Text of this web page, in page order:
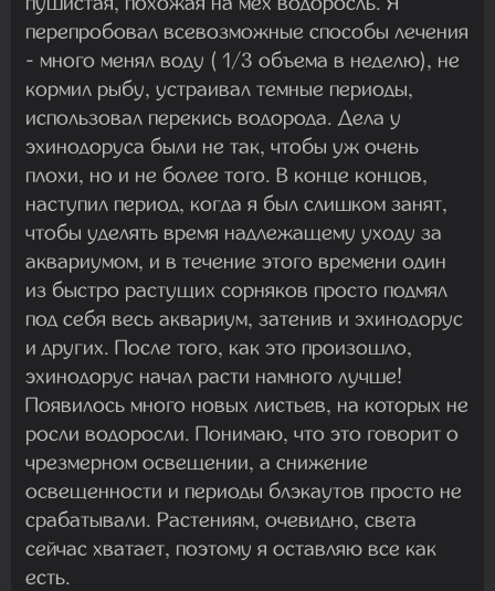
перепробовал всевозможные способы лечения
- много менял воду ( 1/3 объема в неделю), не
кормил рыбу, устраивал темные периоды,
использовал перекись водорода. Дела у
эхинодоруса были не так, чтобы уж очень
плохи, но и не более того. В конце концов,
наступил период, когда я был слишком занят,
чтобы уделять время надлежащему уходу за
аквариумом, и в течение этого времени один
из быстро растущих сорняков просто подмял
под себя весь аквариум, затенив и эхинодорус
и других. После того, как это произошло,
эхинодорус начал расти намного лучше!
Появилось много новых листьев, на которых не
росли водоросли. Понимаю, что это говорит о
чрезмерном освещении, а снижение
освещенности и периоды блэкаутов просто не
срабатывали. Растениям, очевидно, света
сейчас хватает, поэтому я оставляю все как
есть.